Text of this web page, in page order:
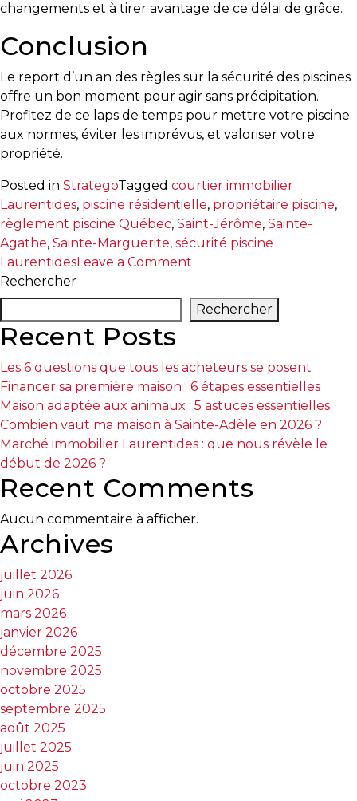
changements et à tirer avantage de ce délai de grâce.
Conclusion
Le report d’un an des règles sur la sécurité des piscines
offre un bon moment pour agir sans précipitation.
Profitez de ce laps de temps pour mettre votre piscine
aux normes, éviter les imprévus, et valoriser votre
propriété.
Posted in StrategoTagged courtier immobilier
Laurentides, piscine résidentielle, propriétaire piscine,
règlement piscine Québec, Saint-Jérôme, Sainte-
Agathe, Sainte-Marguerite, sécurité piscine
LaurentidesLeave a Comment
résidentielles
:
de
répit
pour
les
propriétaires
Laurentides
Rechercher
Rechercher
Recent Posts
Les 6 questions que tous les acheteurs se posent
Financer sa première maison : 6 étapes essentielles
Maison adaptée aux animaux : 5 astuces essentielles
Combien vaut ma maison à Sainte-Adèle en 2026 ?
Marché immobilier Laurentides : que nous révèle le
début de 2026 ?
Recent Comments
Aucun commentaire à afficher.
Archives
juillet 2026
juin 2026
mars 2026
janvier 2026
décembre 2025
novembre 2025
octobre 2025
septembre 2025
août 2025
juillet 2025
juin 2025
octobre 2023